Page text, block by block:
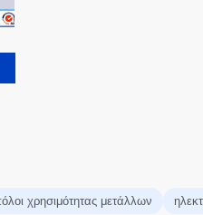
χρησιμότητας μετάλλων